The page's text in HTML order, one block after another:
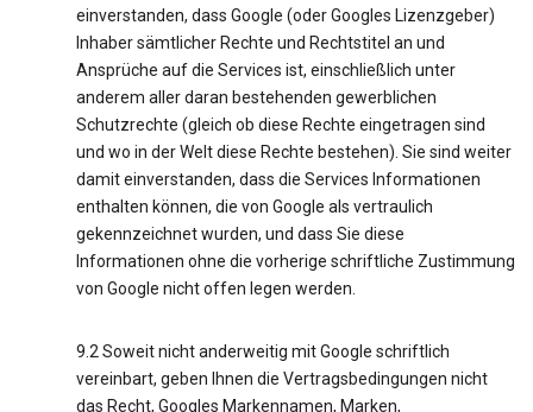
einverstanden, dass Google (oder Googles Lizenzgeber)
Inhaber sämtlicher Rechte und Rechtstitel an und
Ansprüche auf die Services ist, einschließlich unter
anderem aller daran bestehenden gewerblichen
Schutzrechte (gleich ob diese Rechte eingetragen sind
und wo in der Welt diese Rechte bestehen). Sie sind weiter
damit einverstanden, dass die Services Informationen
enthalten können, die von Google als vertraulich
gekennzeichnet wurden, und dass Sie diese
Informationen ohne die vorherige schriftliche Zustimmung
von Google nicht offen legen werden.
9.2 Soweit nicht anderweitig mit Google schriftlich
vereinbart, geben Ihnen die Vertragsbedingungen nicht
das Recht, Googles Markennamen, Marken,